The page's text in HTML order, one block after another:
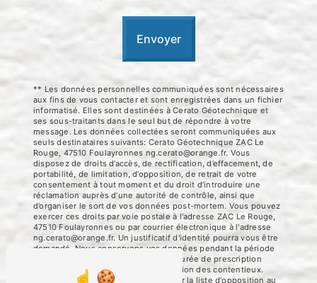
Envoyer
** Les données personnelles communiquées sont nécessaires
aux fins de vous contacter et sont enregistrées dans un fichier
informatisé. Elles sont destinées à Cerato Géotechnique et
ses sous-traitants dans le seul but de répondre à votre
message. Les données collectées seront communiquées aux
seuls destinataires suivants: Cerato Géotechnique ZAC Le
Rouge, 47510 Foulayronnes ng.cerato@orange.fr. Vous
disposez de droits d’accès, de rectification, d’effacement, de
portabilité, de limitation, d’opposition, de retrait de votre
consentement à tout moment et du droit d’introduire une
réclamation auprès d’une autorité de contrôle, ainsi que
d’organiser le sort de vos données post-mortem. Vous pouvez
exercer ces droits par voie postale à l'adresse ZAC Le Rouge,
47510 Foulayronnes ou par courrier électronique à l'adresse
ng.cerato@orange.fr. Un justificatif d'identité pourra vous être
demandé. Nous conservons vos données pendant la période
de prise de contact puis pendant la durée de prescription
légale aux fins probatoires et de gestion des contentieux.
Vous avez le droit de vous inscrire sur la liste d'opposition au